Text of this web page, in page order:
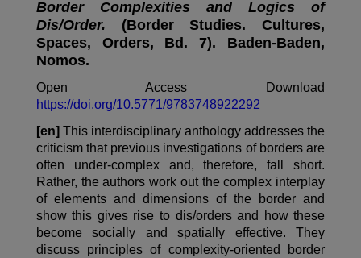
Border Complexities and Logics of
Dis/Order. (Border Studies. Cultures,
Spaces, Orders, Bd. 7). Baden-Baden,
Nomos.
Open Access Download
https://doi.org/10.5771/9783748922292
[en] This interdisciplinary anthology addresses the
criticism that previous investigations of borders are
often under-complex and, therefore, fall short.
Rather, the authors work out the complex interplay
of elements and dimensions of the border and
show this gives rise to dis/orders and how these
become socially and spatially effective. They
discuss principles of complexity-oriented border